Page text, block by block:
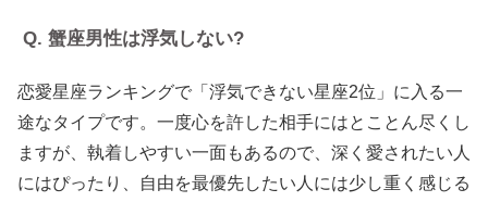
Q. 蟹座男性は浮気しない?
恋愛星座ランキングで「浮気できない星座2位」に入る一
途なタイプです。一度心を許した相手にはとことん尽くし
ますが、執着しやすい一面もあるので、深く愛されたい人
にはぴったり、自由を最優先したい人には少し重く感じる